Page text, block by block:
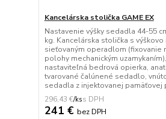
Kancelárska stolička GAME EX
Nastavenie výšky sedadla 44-55
kg. Kancelárska stolička s
sieťovaným operadlom (fixovanie
polohy mechanickým
nastaviteľná bedrová opierka,
tvarované čalúnené sedadlo,
sedadla z injektovanej pamäťovej
296,43 €/ks
241 € bez DPH